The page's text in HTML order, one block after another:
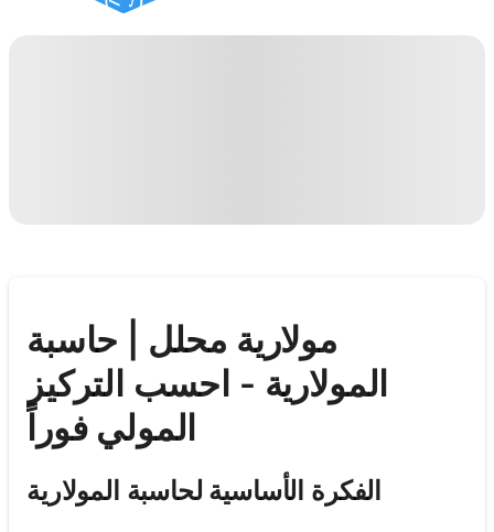
أدوات الدراسة
مولارية محلل | حاسبة
المولارية - احسب التركيز
المولي فوراً
الفكرة الأساسية لحاسبة المولارية